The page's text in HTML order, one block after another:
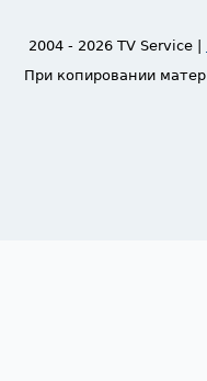
2004 - 2026 TV Service |
При копировании